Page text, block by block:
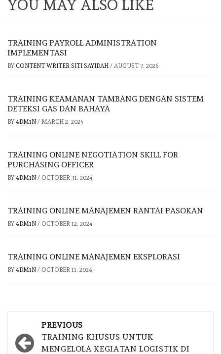
YOU MAY ALSO LIKE
TRAINING PAYROLL ADMINISTRATION
IMPLEMENTASI
BY CONTENT WRITER SITI SAYIDAH / AUGUST 7, 2026
TRAINING KEAMANAN TAMBANG DENGAN SISTEM
DETEKSI GAS DAN BAHAYA
BY 4DM1N / MARCH 2, 2025
TRAINING ONLINE NEGOTIATION SKILL FOR
PURCHASING OFFICER
BY 4DM1N / OCTOBER 31, 2024
TRAINING ONLINE MANAJEMEN RANTAI PASOKAN
BY 4DM1N / OCTOBER 12, 2024
TRAINING ONLINE MANAJEMEN EKSPLORASI
BY 4DM1N / OCTOBER 11, 2024
navigation
PREVIOUS
TRAINING KHUSUS UNTUK
MENGELOLA KEGIATAN LOGISTIK DI